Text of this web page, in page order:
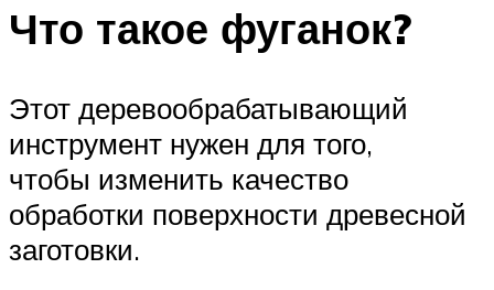
Что такое фуганок?
Этот деревообрабатывающий
инструмент нужен для того,
чтобы изменить качество
обработки поверхности древесной
заготовки.